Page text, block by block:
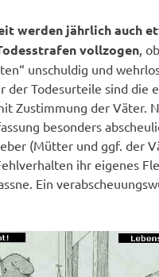
werden jährlich auch
vollzogen ,
unschuldig und
der Todesurteile sind die
Zustimmung der Väter.
besonders
(Mütter und ggf. der
ihr eigenes
Ein